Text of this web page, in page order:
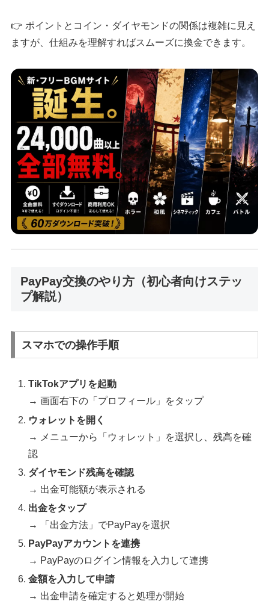
👉 ポイントとコイン・ダイヤモンドの関係は複雑に見え
ますが、仕組みを理解すればスムーズに換金できます。
PayPay交換のやり方（初心者向けステッ
プ解説）
スマホでの操作手順
TikTokアプリを起動
→ 画面右下の「プロフィール」をタップ
ウォレットを開く
→ メニューから「ウォレット」を選択し、残高を確
認
ダイヤモンド残高を確認
→ 出金可能額が表示される
出金をタップ
→ 「出金方法」でPayPayを選択
PayPayアカウントを連携
→ PayPayのログイン情報を入力して連携
金額を入力して申請
→ 出金申請を確定すると処理が開始